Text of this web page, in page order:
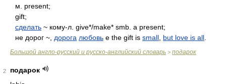
м. present;
gift;
сделать ~ кому-л. give*/make* smb. a present;
не дорог ~, дорога любовь е the gift is small but love is all
Большой англо-русский и русско-английский словарь > подарок
2
подарок